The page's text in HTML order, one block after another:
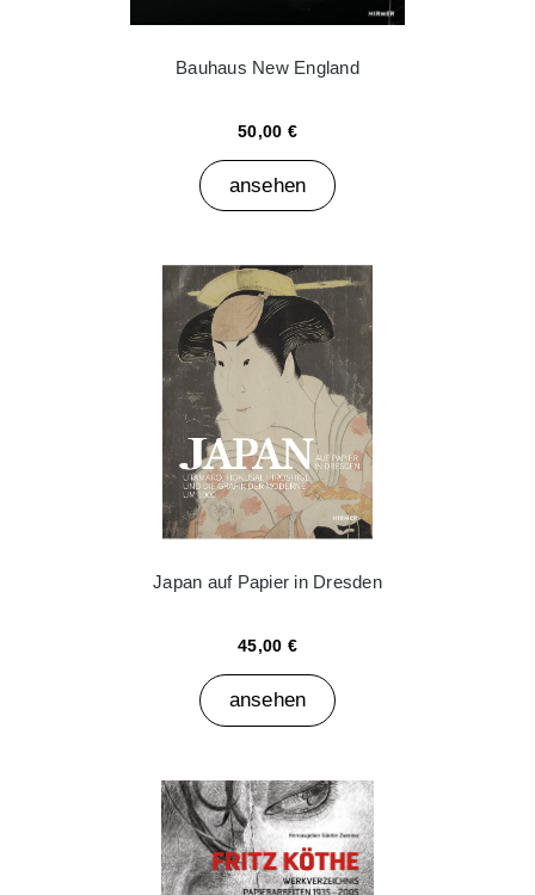
Bauhaus New England
50,00 €
ansehen
Japan auf Papier in Dresden
45,00 €
ansehen